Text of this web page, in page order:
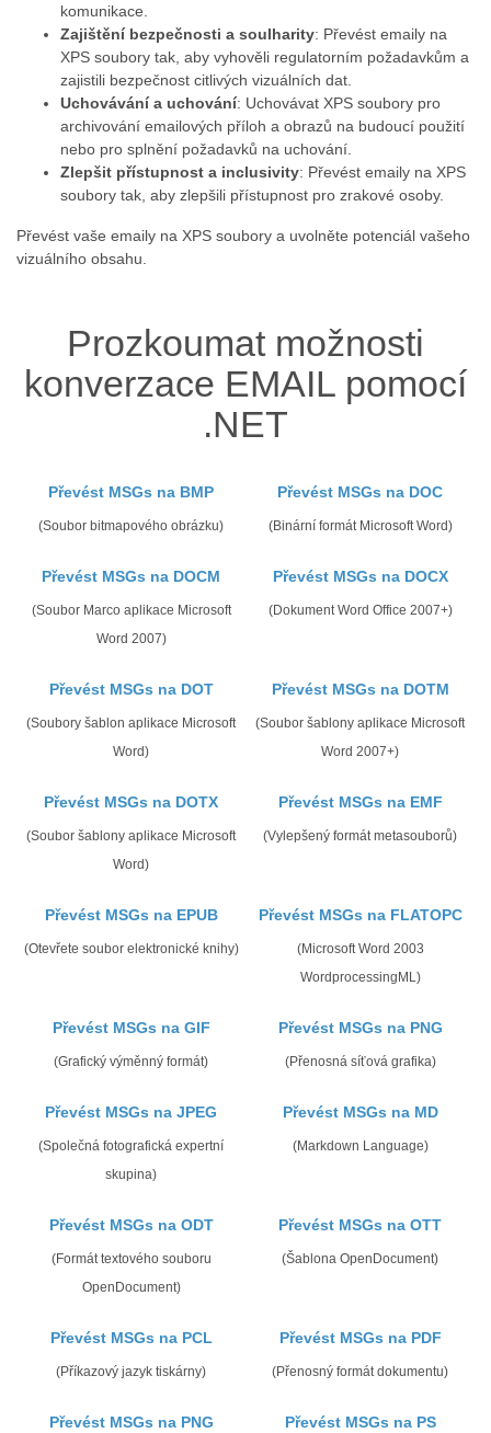
komunikace.
Zajištění bezpečnosti a soulharity: Převést emaily na
XPS soubory tak, aby vyhověli regulatorním požadavkům a
zajistili bezpečnost citlivých vizuálních dat.
Uchovávání a uchování: Uchovávat XPS soubory pro
archivování emailových příloh a obrazů na budoucí použití
nebo pro splnění požadavků na uchování.
Zlepšit přístupnost a inclusivity: Převést emaily na XPS
soubory tak, aby zlepšili přístupnost pro zrakové osoby.
Převést vaše emaily na XPS soubory a uvolněte potenciál vašeho
vizuálního obsahu.
Prozkoumat možnosti
konverzace EMAIL pomocí
.NET
Převést MSGs na BMP
(Soubor bitmapového obrázku)
Převést MSGs na DOC
(Binární formát Microsoft Word)
Převést MSGs na DOCM
(Soubor Marco aplikace Microsoft
Word 2007)
Převést MSGs na DOCX
(Dokument Word Office 2007+)
Převést MSGs na DOT
(Soubory šablon aplikace Microsoft
Word)
Převést MSGs na DOTM
(Soubor šablony aplikace Microsoft
Word 2007+)
Převést MSGs na DOTX
(Soubor šablony aplikace Microsoft
Word)
Převést MSGs na EMF
(Vylepšený formát metasouborů)
Převést MSGs na EPUB
(Otevřete soubor elektronické knihy)
Převést MSGs na FLATOPC
(Microsoft Word 2003
WordprocessingML)
Převést MSGs na GIF
(Grafický výměnný formát)
Převést MSGs na PNG
(Přenosná síťová grafika)
Převést MSGs na JPEG
(Společná fotografická expertní
skupina)
Převést MSGs na MD
(Markdown Language)
Převést MSGs na ODT
(Formát textového souboru
OpenDocument)
Převést MSGs na OTT
(Šablona OpenDocument)
Převést MSGs na PCL
(Příkazový jazyk tiskárny)
Převést MSGs na PDF
(Přenosný formát dokumentu)
Převést MSGs na PNG Převést MSGs na PS